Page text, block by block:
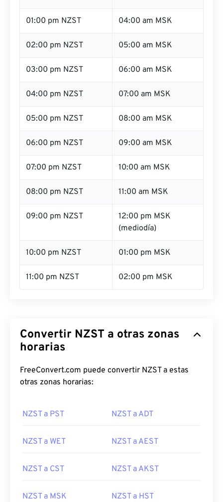
01:00 pm NZST 04:00 am MSK
02:00 pm NZST 05:00 am MSK
03:00 pm NZST 06:00 am MSK
04:00 pm NZST 07:00 am MSK
05:00 pm NZST 08:00 am MSK
06:00 pm NZST 09:00 am MSK
07:00 pm NZST 10:00 am MSK
08:00 pm NZST 11:00 am MSK
09:00 pm NZST
12:00 pm MSK
(mediodía)
10:00 pm NZST 01:00 pm MSK
11:00 pm NZST 02:00 pm MSK
Convertir NZST a otras zonas
horarias
FreeConvert.com puede convertir NZST a estas
otras zonas horarias:
NZST a PST NZST a ADT
NZST a WET NZST a AEST
NZST a CST NZST a AKST
NZST a MSK NZST a HST